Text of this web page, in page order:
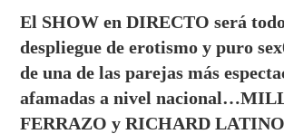
El SHOW en DIRECTO será
despliegue de erotismo y puro
de una de las parejas más
afamadas a nivel
FERRAZO y RICHARD LATINO